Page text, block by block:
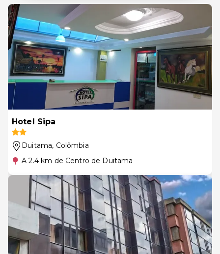
Hotel Sipa
Duitama, Colômbia
A 2.4 km de Centro de Duitama